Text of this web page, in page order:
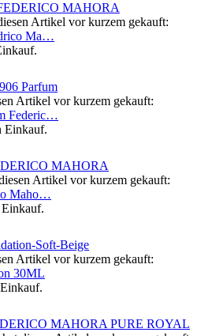
Artikel vor kurzem gekauft:
Ma…
Artikel vor kurzem gekauft:
Federic…
Einkauf.
Artikel vor kurzem gekauft:
Maho…
Artikel vor kurzem gekauft:
30ML